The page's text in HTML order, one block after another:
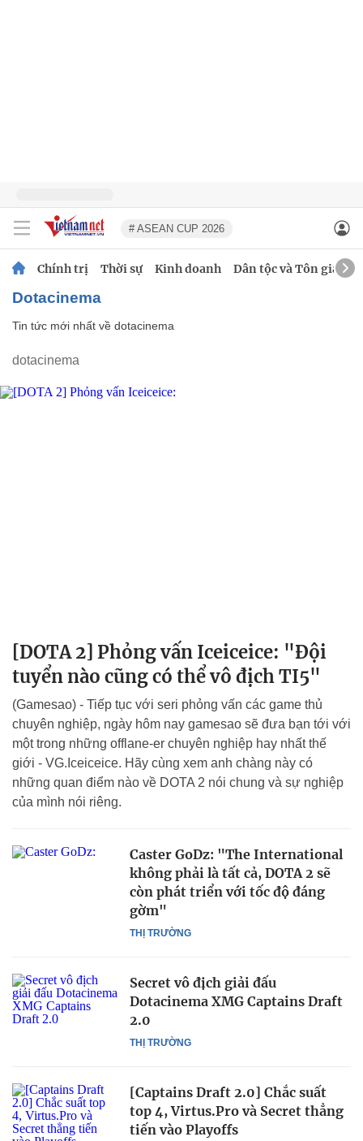
# ASEAN CUP 2026
Chính trị Thời sự Kinh doanh Dân tộc và Tôn giáo
dotacinema
Tin tức mới nhất về dotacinema
dotacinema
[DOTA 2] Phỏng vấn Iceiceice: "Đội
tuyển nào cũng có thể vô địch TI5"
(Gamesao) - Tiếp tục với seri phỏng vấn các game thủ
chuyên nghiệp, ngày hôm nay gamesao sẽ đưa bạn tới với
một trong những offlane-er chuyên nghiệp hay nhất thế
giới - VG.Iceiceice. Hãy cùng xem anh chàng này có
những quan điểm nào về DOTA 2 nói chung và sự nghiệp
của mình nói riêng.
THỊ TRƯỜNG
Caster GoDz: "The International
không phải là tất cả, DOTA 2 sẽ
còn phát triển với tốc độ đáng
gờm"
THỊ TRƯỜNG
Secret vô địch giải đấu
Dotacinema XMG Captains Draft
2.0
[Captains Draft 2.0] Chắc suất
top 4, Virtus.Pro và Secret thẳng
tiến vào Playoffs